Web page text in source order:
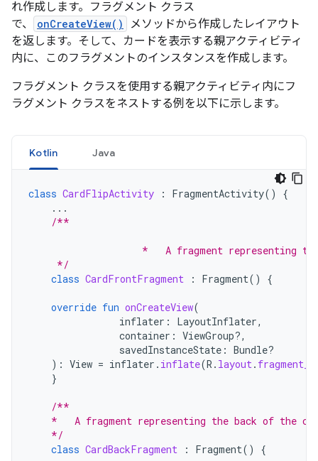
れ作成します。フラグメント クラス
で、
onCreateView()
メソッドから作成したレイアウト
を返します。そして、カードを表示する親アクティビティ
内に、このフラグメントのインスタンスを作成します。
フラグメント クラスを使用する親アクティビティ内にフ
ラグメント クラスをネストする例を以下に示します。
Kotlin Java
class CardFlipActivity : FragmentActivity()
{
...
/**
*   A fragment representing
     */
class CardFrontFragment : Fragment() {
override fun onCreateView(
inflater : LayoutInflater,
container : ViewGroup?,
savedInstanceState : Bundle?
): View = inflater . inflate(R . layout.
}
/**
*   A fragment representing the back of the
    */
class CardBackFragment : Fragment() {